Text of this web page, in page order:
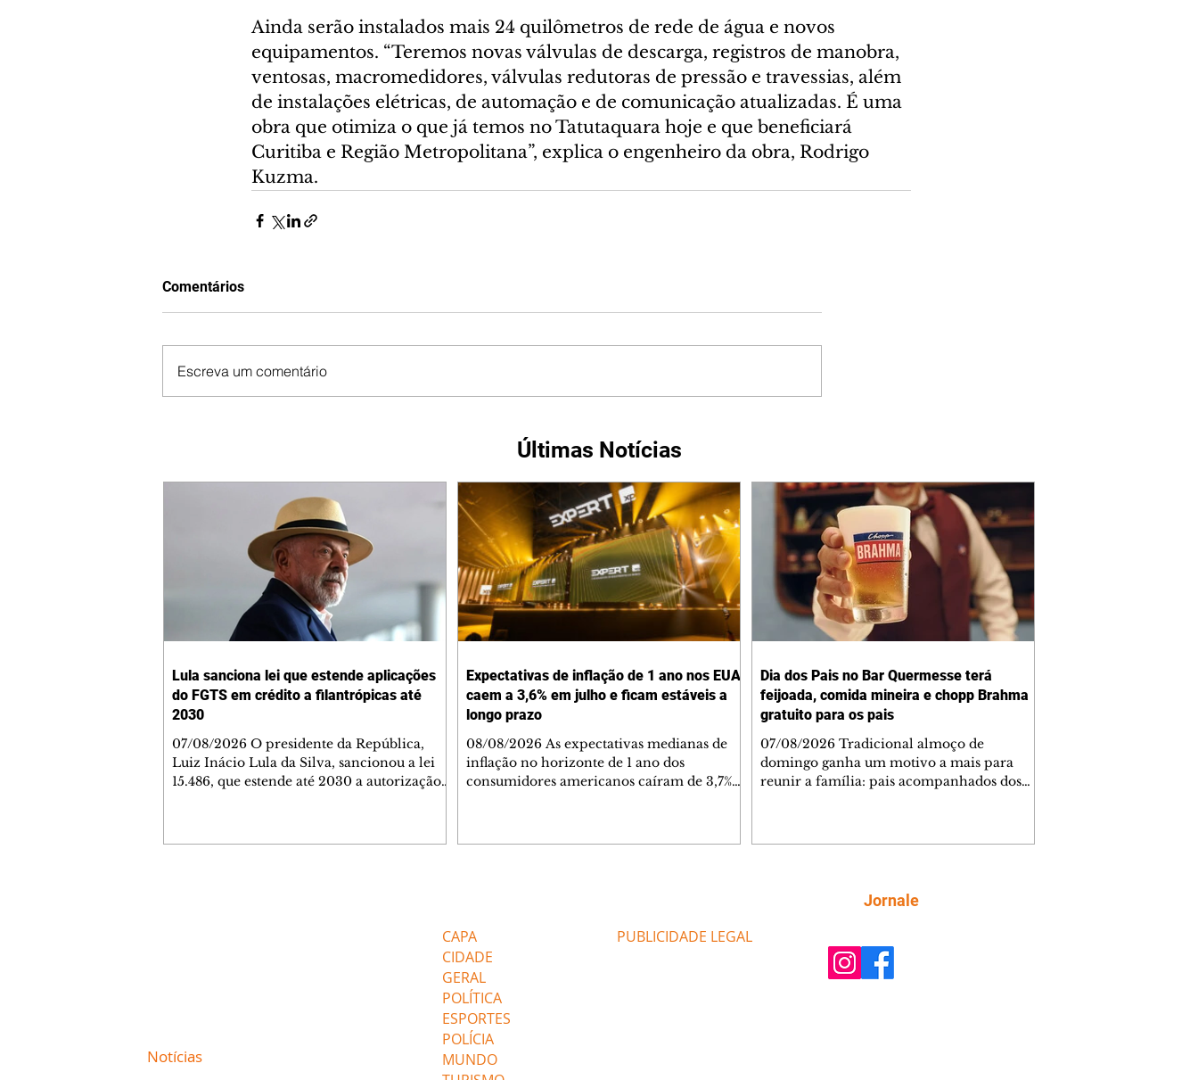
Ainda serão instalados mais 24 quilômetros de rede de água e novos
equipamentos. “Teremos novas válvulas de descarga, registros de manobra,
ventosas, macromedidores, válvulas redutoras de pressão e travessias, além
de instalações elétricas, de automação e de comunicação atualizadas. É uma
obra que otimiza o que já temos no Tatutaquara hoje e que beneficiará
Curitiba e Região Metropolitana”, explica o engenheiro da obra, Rodrigo
Kuzma.
Comentários
Escreva um comentário
Últimas Notícias
Lula sanciona lei que estende aplicações
do FGTS em crédito a filantrópicas até
2030
07/08/2026 O presidente da República,
Luiz Inácio Lula da Silva, sancionou a lei
15.486, que estende até 2030 a autorização
de forma complementar do Sistema Único
Expectativas de inflação de 1 ano nos EUA
caem a 3,6% em julho e ficam estáveis a
longo prazo
08/08/2026 As expectativas medianas de
inflação no horizonte de 1 ano dos
consumidores americanos caíram de 3,7%
situação financeira das famílias
melhoraram, com uma menor parcela
líquida de famí
Dia dos Pais no Bar Quermesse terá
feijoada, comida mineira e chopp Brahma
gratuito para os pais
07/08/2026 Tradicional almoço de
domingo ganha um motivo a mais para
reunir a família: pais acompanhados dos
transformar a data em um momento ainda
famílias para o tradicional almoço com
buffet livre de feijoada e c
Notícias
CAPA
CIDADE
GERAL
POLÍTICA
ESPORTES
POLÍCIA
MUNDO
PUBLICIDADE LEGAL
Jornale